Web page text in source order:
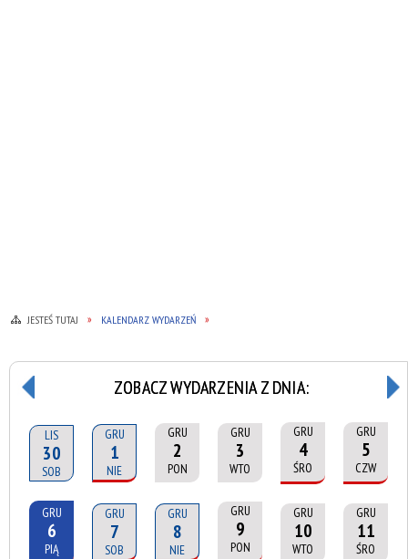
JESTEŚ TUTAJ KALENDARZ WYDARZEŃ
ZOBACZ WYDARZENIA Z DNIA:
LIS
30
SOB
GRU
1
NIE
GRU
2
PON
GRU
3
WTO
GRU
4
ŚRO
GRU
5
CZW
GRU
6
PIĄ
GRU
7
SOB
GRU
8
NIE
GRU
9
PON
GRU
10
WTO
GRU
11
ŚRO